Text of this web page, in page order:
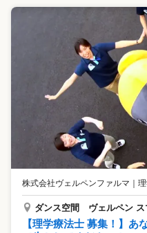
株式会社ヴェルペンファルマ
ダンス空間 ヴェルペン ス
【理学療法士 募集！】あ